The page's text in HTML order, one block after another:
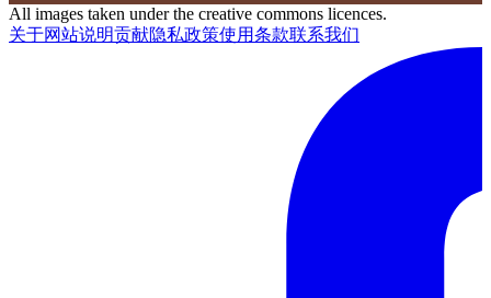
All images taken under the creative commons licences.
关于网站说明贡献隐私政策使用条款联系我们